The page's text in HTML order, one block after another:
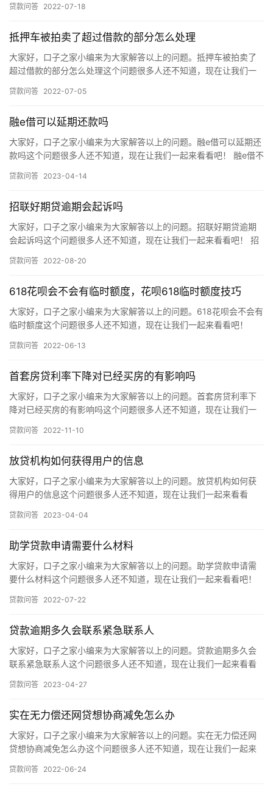
用
逾
期
催
贷
款
略
然处于…
贷款问答 2022-07-18
抵押车被拍卖了超过借款的部分怎么处理
大家好，口子之家小编来为大家解答以上的问题。抵押车被拍卖了
超过借款的部分怎么处理这个问题很多人还不知道，现在让我们一
欠款…
贷款问答 2022-07-05
融e借可以延期还款吗
大家好，口子之家小编来为大家解答以上的问题。融e借可以延期还
款吗这个问题很多人还不知道，现在让我们一起来看看吧！ 融e借不
贷款问答 2023-04-14
招联好期贷逾期会起诉吗
大家好，口子之家小编来为大家解答以上的问题。招联好期贷逾期
会起诉吗这个问题很多人还不知道，现在让我们一起来看看吧！ 招
贷款问答 2022-08-20
618花呗会不会有临时额度，花呗618临时额度技巧
大家好，口子之家小编来为大家解答以上的问题。618花呗会不会有
临时额度这个问题很多人还不知道，现在让我们一起来看看吧！
贷款问答 2022-06-13
首套房贷利率下降对已经买房的有影响吗
大家好，口子之家小编来为大家解答以上的问题。首套房贷利率下
降对已经买房的有影响吗这个问题很多人还不知道，现在让我们一
况而…
贷款问答 2022-11-10
放贷机构如何获得用户的信息
大家好，口子之家小编来为大家解答以上的问题。放贷机构如何获
得用户的信息这个问题很多人还不知道，现在让我们一起来看看
户在…
贷款问答 2023-04-04
助学贷款申请需要什么材料
大家好，口子之家小编来为大家解答以上的问题。助学贷款申请需
要什么材料这个问题很多人还不知道，现在让我们一起来看看吧！
贷款问答 2022-07-22
贷款逾期多久会联系紧急联系人
大家好，口子之家小编来为大家解答以上的问题。贷款逾期多久会
联系紧急联系人这个问题很多人还不知道，现在让我们一起来看看
系人…
贷款问答 2023-04-27
实在无力偿还网贷想协商减免怎么办
大家好，口子之家小编来为大家解答以上的问题。实在无力偿还网
贷想协商减免怎么办这个问题很多人还不知道，现在让我们一起来
过可…
贷款问答 2022-06-24